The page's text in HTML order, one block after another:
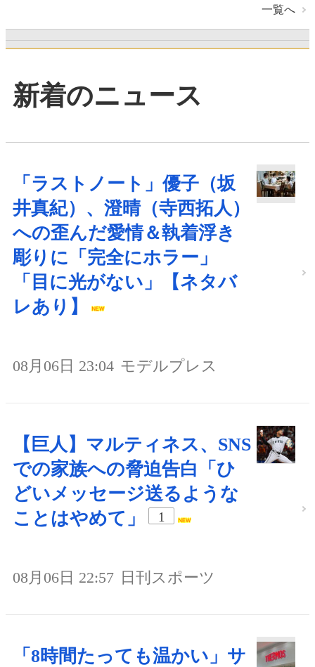
一覧へ
新着のニュース
「ラストノート」優子（坂
井真紀）、澄晴（寺西拓人）
への歪んだ愛情＆執着浮き
彫りに「完全にホラー」
「目に光がない」【ネタバ
レあり】
08月06日 23:04 モデルプレス
【巨人】マルティネス、SNS
での家族への脅迫告白「ひ
どいメッセージ送るような
ことはやめて」
1
08月06日 22:57 日刊スポーツ
「8時間たっても温かい」サ